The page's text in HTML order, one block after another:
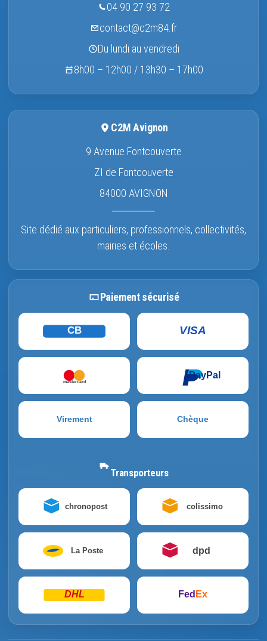
04 90 27 93 72
contact@c2m84.fr
Du lundi au vendredi
8h00 – 12h00 / 13h30 – 17h00
C2M Avignon
9 Avenue Fontcouverte
ZI de Fontcouverte
84000 AVIGNON
Site dédié aux particuliers, professionnels, collectivités,
mairies et écoles.
Paiement sécurisé
CB VISA
mastercard
PayPal
Virement Chèque
Transporteurs
chronopost colissimo
La Poste dpd
DHL Fed Ex